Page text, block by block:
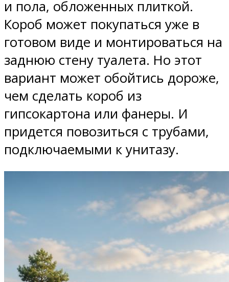
и пола, обложенных плиткой.
Короб может покупаться уже в
готовом виде и монтироваться на
заднюю стену туалета. Но этот
вариант может обойтись дороже,
чем сделать короб из
гипсокартона или фанеры. И
придется повозиться с трубами,
подключаемыми к унитазу.